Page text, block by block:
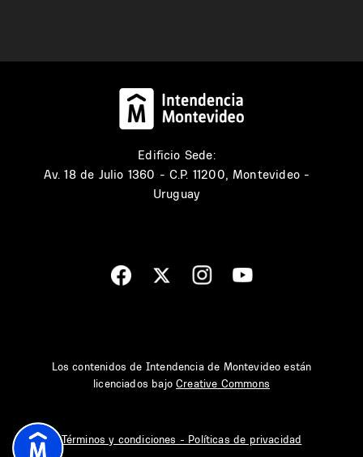
Edificio Sede:
Av. 18 de Julio 1360 - C.P. 11200, Montevideo -
Uruguay
Los contenidos de Intendencia de Montevideo están
licenciados bajoCreative Commons
Términos y condiciones - Políticas de privacidad